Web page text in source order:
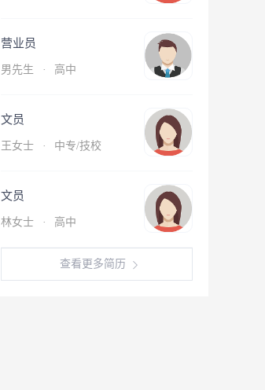
营业员
男先生 · 高中
文员
王女士 · 中专/技校
文员
林女士 · 高中
查看更多简历